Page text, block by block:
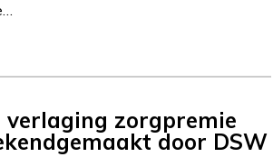
verlaging zorgpremie
door DSW